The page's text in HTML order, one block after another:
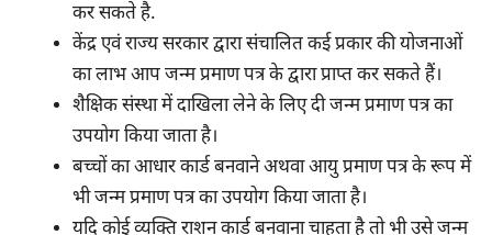
कर सकते है.
केंद्र एवं राज्य सरकार द्वारा संचालित कई प्रकार की योजनाओं
का लाभ आप जन्म प्रमाण पत्र के द्वारा प्राप्त कर सकते हैं।
शैक्षिक संस्था में दाखिला लेने के लिए दी जन्म प्रमाण पत्र का
उपयोग किया जाता है।
बच्चों का आधार कार्ड बनवाने अथवा आयु प्रमाण पत्र के रूप में
भी जन्म प्रमाण पत्र का उपयोग किया जाता है।
यदि कोई व्यक्ति राशन कार्ड बनवाना चाहता है तो भी उसे जन्म